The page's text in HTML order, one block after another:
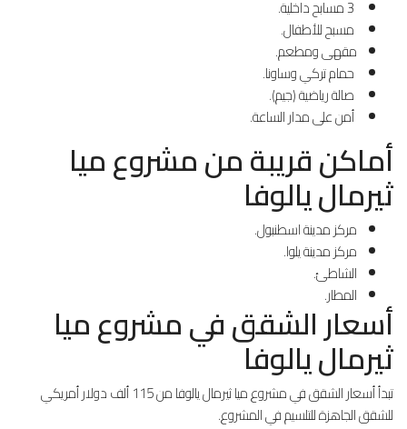
مسبح للأطفال.
مقهى ومطعم.
حمام تركي وساونا.
صالة رياضية (جيم).
أمن على مدار الساعة.
أماكن قريبة من مشروع ميا
ثيرمال يالوفا
مركز مدينة اسطنبول.
مركز مدينة يلوا.
الشاطئ.
المطار.
أسعار الشقق في مشروع ميا
ثيرمال يالوفا
تبدأ أسعار الشقق في مشروع ميا ثيرمال يالوفا من 115 ألف دولار أمريكي
للشقق الجاهزة للتلسيم في المشروع.